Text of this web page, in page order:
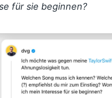
für sie beginnen?